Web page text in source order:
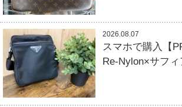
2026.08.07
スマホで購入【
Re-Nylon×サフィ